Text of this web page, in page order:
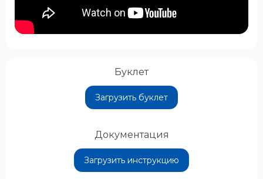
Буклет
Загрузить буклет
Документация
Загрузить инструкцию